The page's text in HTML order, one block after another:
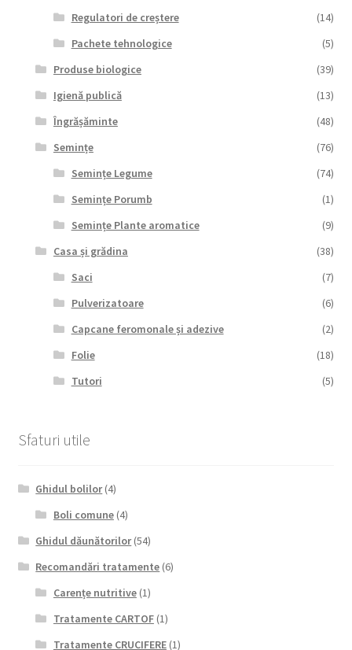
Regulatori de creștere
(14)
Pachete tehnologice
(5)
Produse biologice
(39)
Igienă publică
(13)
Îngrășăminte
(48)
Semințe
(76)
Semințe Legume
(74)
Semințe Porumb
(1)
Semințe Plante aromatice
(9)
Casa și grădina
(38)
Saci
(7)
Pulverizatoare
(6)
Capcane feromonale și adezive
(2)
Folie
(18)
Tutori
(5)
Sfaturi utile
Ghidul bolilor(4)
Boli comune(4)
Ghidul dăunătorilor(54)
Recomandări tratamente (6)
Carențe nutritive(1)
Tratamente CARTOF(1)
Tratamente CRUCIFERE(1)